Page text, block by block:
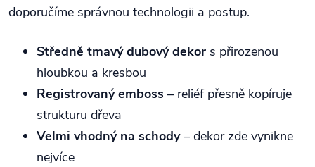
doporučíme správnou technologii a postup.
Středně tmavý dubový dekor s přirozenou
hloubkou a kresbou
Registrovaný emboss – reliéf přesně kopíruje
strukturu dřeva
Velmi vhodný na schody– dekor zde vynikne
nejvíce